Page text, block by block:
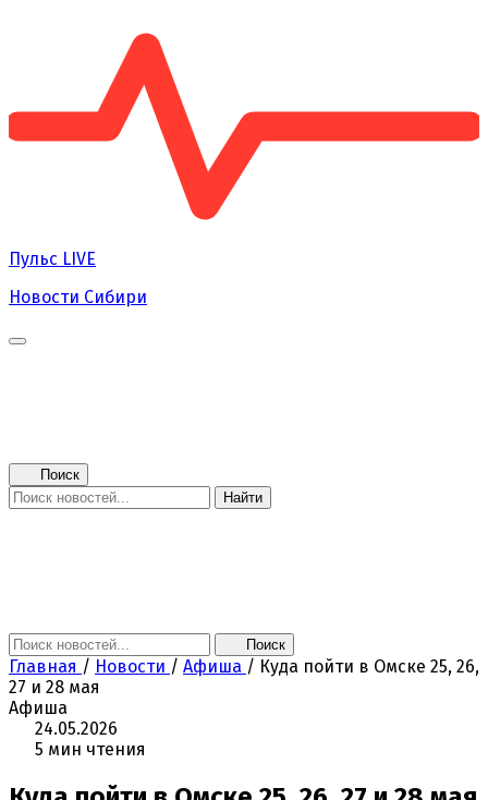
Пульс LIVE
Новости Сибири
Поиск
Найти
Поиск
Главная / Новости / Афиша / Куда пойти в Омске 25, 26,
27 и 28 мая
Афиша
24.05.2026
5 мин чтения